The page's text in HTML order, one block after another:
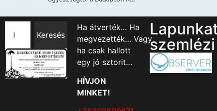
Keresés
Ha átverték… Ha
megvezették… Vagy
ha csak hallott
egy jó sztorit…
HÍVJON
MINKET!
szemlézi